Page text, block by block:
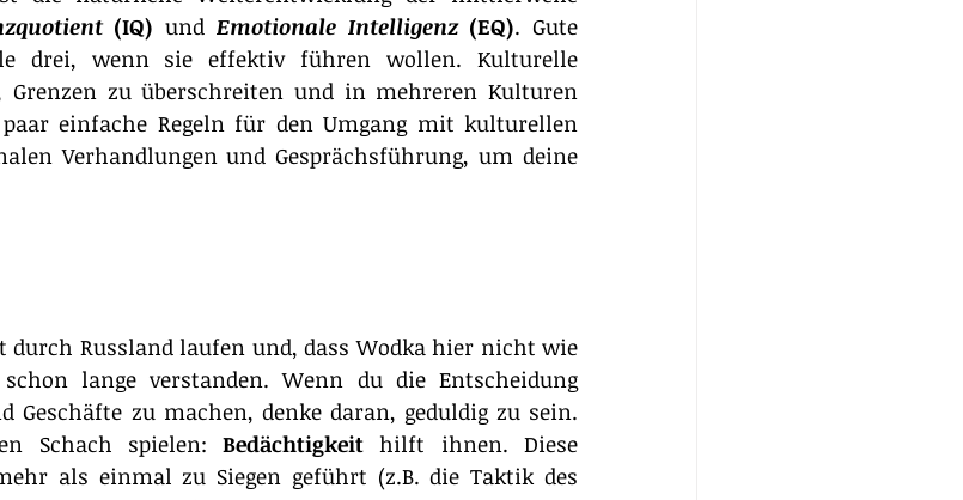
(IQ) und Emotionale Intelligenz (EQ). Gute
drei, wenn sie effektiv führen wollen. Kulturelle
Grenzen zu überschreiten und in mehreren Kulturen
einfache Regeln für den Umgang mit kulturellen
Verhandlungen und Gesprächsführung, um deine
durch Russland laufen und, dass Wodka hier nicht wie
lange verstanden. Wenn du die Entscheidung
Geschäfte zu machen, denke daran, geduldig zu sein.
Schach spielen: Bedächtigkeit hilft ihnen. Diese
als einmal zu Siegen geführt (z.B. die Taktik des